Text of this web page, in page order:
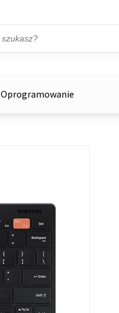
Oprogramowanie